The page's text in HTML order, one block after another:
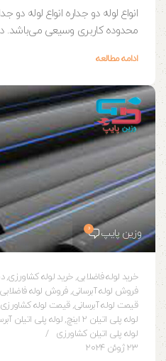
انواع لوله دو جداره انواع لوله دو
محدوده کاربری وسیعی می‌باشد.
ادامه مطالعه
وزین پایپ 0
خرید لوله فاضلابی,خرید لوله کشاورزی,
فروش لوله آبرسانی,فروش لوله فاضلابی
قیمت لوله آبرسانی,قیمت لوله کشاورزی
لوله پلی اتیلن 2 اینچ
, لوله پلی اتیلن
لوله پلی اتیلن کشاورزی
23 ژوئن 2024